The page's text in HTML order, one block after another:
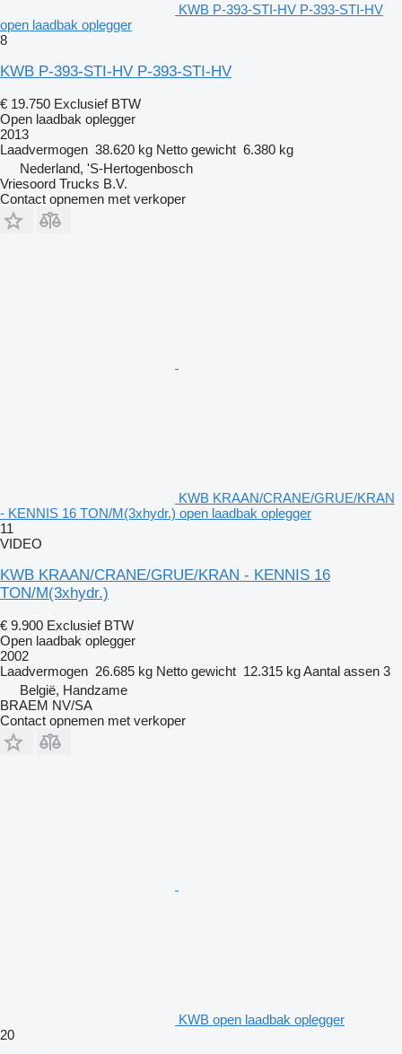
KWB P-393-STI-HV P-393-STI-HV
open laadbak oplegger
8
KWB P-393-STI-HV P-393-STI-HV
€ 19.750 Exclusief BTW
Open laadbak oplegger
2013
Laadvermogen 38.620 kg Netto gewicht 6.380 kg
Nederland, 'S-Hertogenbosch
Vriesoord Trucks B.V.
Contact opnemen met verkoper
KWB KRAAN/CRANE/GRUE/KRAN
- KENNIS 16 TON/M(3xhydr.) open laadbak oplegger
11
VIDEO
KWB KRAAN/CRANE/GRUE/KRAN - KENNIS 16
TON/M(3xhydr.)
€ 9.900 Exclusief BTW
Open laadbak oplegger
2002
Laadvermogen 26.685 kg Netto gewicht 12.315 kgAantal assen 3
België, Handzame
BRAEM NV/SA
Contact opnemen met verkoper
KWB open laadbak oplegger
20